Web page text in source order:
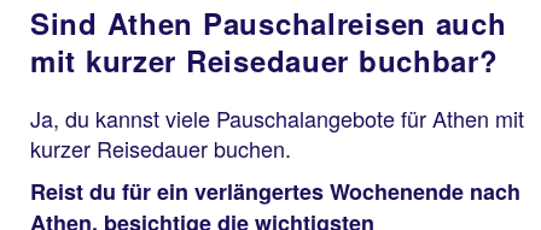
Sind Athen Pauschalreisen auch
mit kurzer Reisedauer buchbar?
Ja, du kannst viele Pauschalangebote für Athen mit
kurzer Reisedauer buchen.
Reist du für ein verlängertes Wochenende nach
Athen, besichtige die wichtigsten